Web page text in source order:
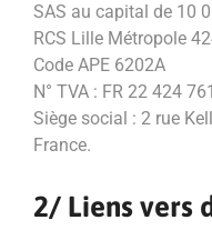
SAS au capital de 10
RCS Lille Métropole
Code APE 6202A
N° TVA : FR 22 424
Siège social : 2 rue
France.
2/ Liens vers